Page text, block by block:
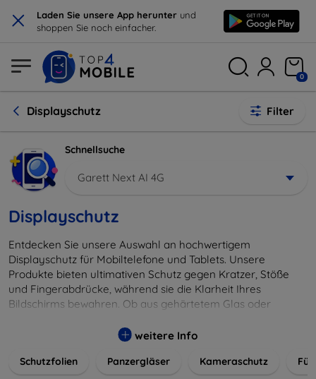
× Laden Sie unsere App herunter und
shoppen Sie noch einfacher.
0
Displayschutz Filter
Schnellsuche
Garett Next AI 4G
Displayschutz
Entdecken Sie unsere Auswahl an hochwertigem
Displayschutz für Mobiltelefone und Tablets. Unsere
Produkte bieten ultimativen Schutz gegen Kratzer, Stöße
und Fingerabdrücke, während sie die Klarheit Ihres
Bildschirms bewahren. Ob aus gehärtetem Glas oder
installieren und passgenau für jedes Gerät, um eine
wertvolles Gerät mit unseren langlebigen und zuverlässigen
weitere Info
Schutzfolien Panzergläser Kameraschutz